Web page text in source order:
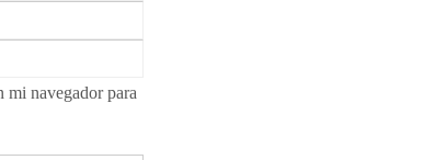
mi navegador para